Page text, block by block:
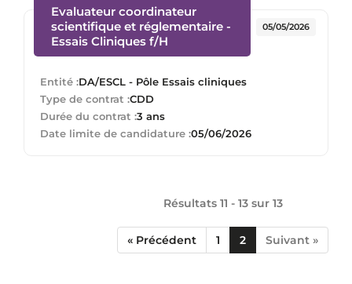
Evaluateur coordinateur
scientifique et réglementaire -
Essais Cliniques f/H
Entité :DA/ESCL - Pôle Essais cliniques
Type de contrat :CDD
Durée du contrat :3 ans
05/05/2026
Date limite de candidature :05/06/2026
Résultats 11 - 13 sur 13
« Précédent 1 2 Suivant »